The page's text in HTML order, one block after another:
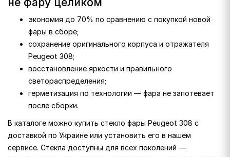
экономия до 70% по сравнению с покупкой новой
фары в сборе;
сохранение оригинального корпуса и отражателя
Peugeot 308;
восстановление яркости и правильного
светораспределения;
герметизация по технологии — фара не запотевает
после сборки.
В каталоге можно купить стекло фары Peugeot 308 с
доставкой по Украине или установить его в нашем
сервисе. Стекла доступны для всех поколений —